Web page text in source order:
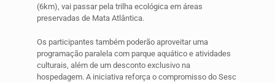
(6km), vai passar pela trilha ecológica em áreas
preservadas de Mata Atlântica.
Os participantes também poderão aproveitar uma
programação paralela com parque aquático e atividades
culturais, além de um desconto exclusivo na
hospedagem. A iniciativa reforça o compromisso do Sesc